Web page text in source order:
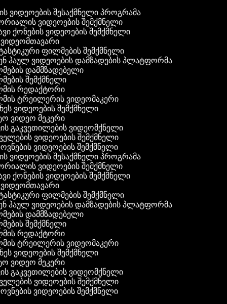
ვიდეოების შესაქმნელი პროგრამა
ვიდეოების შემქმნელი
ქონების ვიდეოების შემქმნელი
ფილმების შემქმნელი
ჰაულ ვიდეოების დამზადების პლატფორმა
დამმზადებელი
შემქმნელი
რედაქტორი
ტრეილერის ვიდეომაკერი
ვიდეოების შემქმნელი
ვიდეო მეკერი
გაკვეთილების ვიდეომქნელი
ვიდეოების შემქმნელი
ვიდეოების შემქმნელი
ვიდეოების შესაქმნელი პროგრამა
ვიდეოების შემქმნელი
ქონების ვიდეოების შემქმნელი
ფილმების შემქმნელი
ჰაულ ვიდეოების დამზადების პლატფორმა
დამმზადებელი
შემქმნელი
რედაქტორი
ტრეილერის ვიდეომაკერი
ვიდეოების შემქმნელი
ვიდეო მეკერი
გაკვეთილების ვიდეომქნელი
ვიდეოების შემქმნელი
ვიდეოების შემქმნელი